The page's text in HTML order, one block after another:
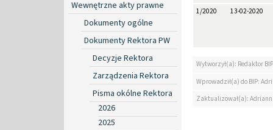
Wewnętrzne akty prawne
Dokumenty ogólne
Dokumenty Rektora PW
Decyzje Rektora
Zarządzenia Rektora
Pisma okólne Rektora
2026
2025
1/2020 13-02-2020
Wytworzył(a): Redaktor BIP
Wprowadził(a) do BIP:
Zaktualizował(a):